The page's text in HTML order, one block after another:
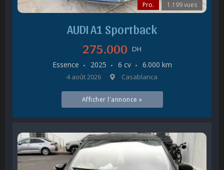
Pro. 1.199 vues
AUDI A1 Sportback
275.000 DH
Essence 2025 6 cv 6.000 km
4 août 2026 Casablanca
Afficher l'annonce »